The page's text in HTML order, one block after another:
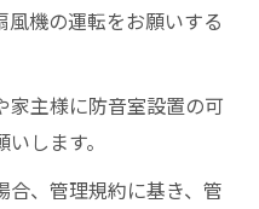
機の運転をお願いする
家主様に防音室設置の可
します。
合、管理規約に基き、管